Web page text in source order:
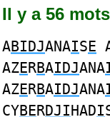
Il y a 56
ABIDJANAISE
AZERBAIDJANA
AZERBAIDJANA
CYBERDJIHADI